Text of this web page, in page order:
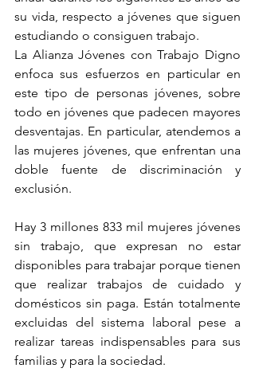
su vida, respecto a jóvenes que siguen
estudiando o consiguen trabajo.
La Alianza Jóvenes con Trabajo Digno
enfoca sus esfuerzos en particular en
este tipo de personas jóvenes, sobre
todo en jóvenes que padecen mayores
desventajas. En particular, atendemos a
las mujeres jóvenes, que enfrentan una
doble fuente de discriminación y
exclusión.
Hay 3 millones 833 mil mujeres jóvenes
sin trabajo, que expresan no estar
disponibles para trabajar porque tienen
que realizar trabajos de cuidado y
domésticos sin paga. Están totalmente
excluidas del sistema laboral pese a
realizar tareas indispensables para sus
familias y para la sociedad.